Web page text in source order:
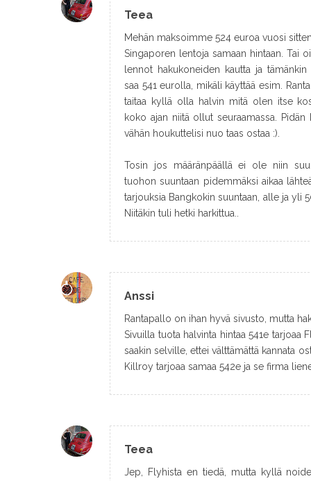
Teea
Mehän maksoimme 524 euroa vuosi
Singaporen lentoja samaan hintaan. Tai
lennot hakukoneiden kautta ja
saa 541 eurolla, mikäli käyttää esim.
taitaa kyllä olla halvin mitä olen itse
koko ajan niitä ollut seuraamassa.
vähän houkuttelisi nuo taas ostaa :).
Tosin jos määränpäällä ei ole niin
tuohon suuntaan pidemmäksi aikaa
tarjouksia Bangkokin suuntaan, alle ja
Niitäkin tuli hetki harkittua..
Anssi
Rantapallo on ihan hyvä sivusto, mutta
Sivuilla tuota halvinta hintaa 541e tarjoaa
saakin selville, ettei välttämättä kannata
Killroy tarjoaa samaa 542e ja se firma
Teea
Jep, Flyhista en tiedä, mutta kyllä